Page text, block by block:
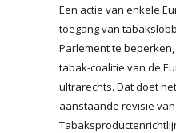
Een actie van enkele
toegang van
Parlement te
tabak-coalitie van de
ultrarechts. Dat doet
aanstaande revisie